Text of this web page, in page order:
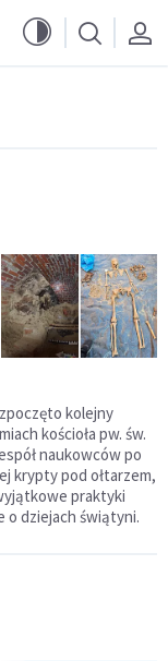
kolejny
kościoła pw. św.
naukowców po
krypty pod ołtarzem,
praktyki
o dziejach świątyni.